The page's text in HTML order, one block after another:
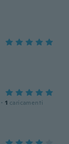
· 1 caricamenti